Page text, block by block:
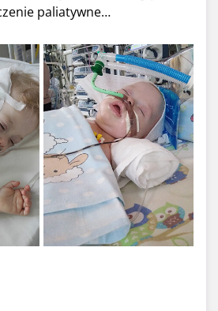
paliatywne…